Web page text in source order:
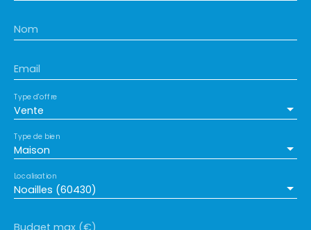
Nom
Email
Vente
Type d'offre
Maison
Type de bien
Noailles (60430)
Localisation